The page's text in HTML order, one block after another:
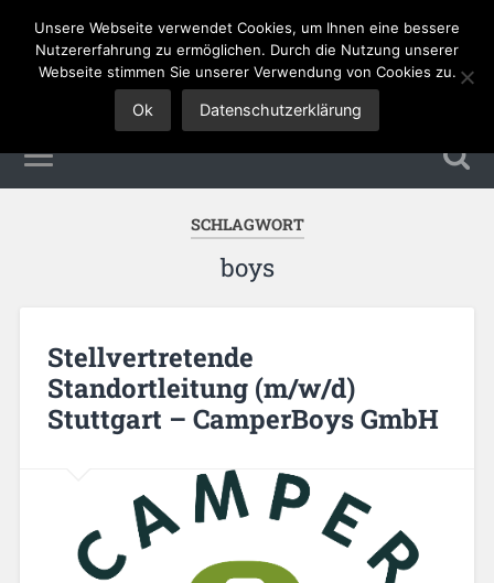
Tourismus Jobs
SCHLAGWORT
boys
Stellvertretende
Standortleitung (m/w/d)
Stuttgart – CamperBoys GmbH
Unsere Webseite verwendet Cookies, um Ihnen eine bessere
Nutzererfahrung zu ermöglichen. Durch die Nutzung unserer
Webseite stimmen Sie unserer Verwendung von Cookies zu.
Ok Datenschutzerklärung